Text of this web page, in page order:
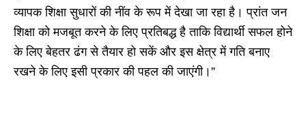
व्यापक शिक्षा सुधारों की नींव के रूप में देखा जा रहा है। प्रांत जन
शिक्षा को मजबूत करने के लिए प्रतिबद्ध है ताकि विद्यार्थी सफल होने
के लिए बेहतर ढंग से तैयार हो सकें और इस क्षेत्र में गति बनाए
रखने के लिए इसी प्रकार की पहल की जाएंगी।”